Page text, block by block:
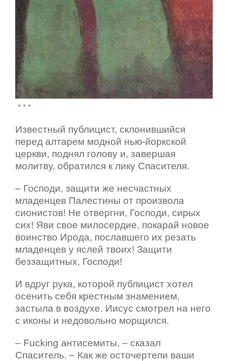
* * *
Известный публицист, склонившийся
перед алтарем модной нью-йоркской
церкви, поднял голову и, завершая
молитву, обратился к лику Спасителя.
– Господи, защити же несчастных
младенцев Палестины от произвола
сионистов! Не отвергни, Господи, сирых
сих! Яви свое милосердие, покарай новое
воинство Ирода, пославшего их резать
младенцев у яслей твоих! Защити
беззащитных, Господи!
И вдруг рука, которой публицист хотел
осенить себя крестным знамением,
застыла в воздухе. Иисус смотрел на него
с иконы и недовольно морщился.
– Fucking антисемиты, – сказал
Спаситель. – Как же осточертели ваши